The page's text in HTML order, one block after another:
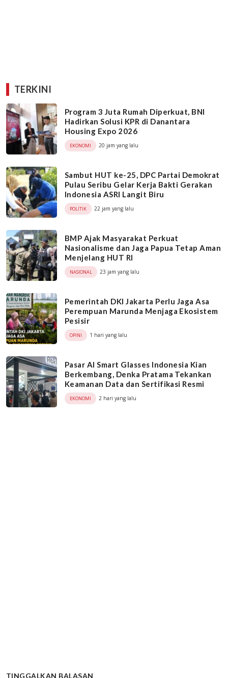
TERKINI
Program 3 Juta Rumah Diperkuat, BNI
Hadirkan Solusi KPR di Danantara
Housing Expo 2026
EKONOMI 20 jam yang lalu
Sambut HUT ke-25, DPC Partai Demokrat
Pulau Seribu Gelar Kerja Bakti Gerakan
Indonesia ASRI Langit Biru
POLITIK 22 jam yang lalu
BMP Ajak Masyarakat Perkuat
Nasionalisme dan Jaga Papua Tetap Aman
Menjelang HUT RI
NASIONAL 23 jam yang lalu
Pemerintah DKI Jakarta Perlu Jaga Asa
Perempuan Marunda Menjaga Ekosistem
Pesisir
OPINI 1 hari yang lalu
Pasar AI Smart Glasses Indonesia Kian
Berkembang, Denka Pratama Tekankan
Keamanan Data dan Sertifikasi Resmi
EKONOMI 2 hari yang lalu
TINGGALKAN BALASAN